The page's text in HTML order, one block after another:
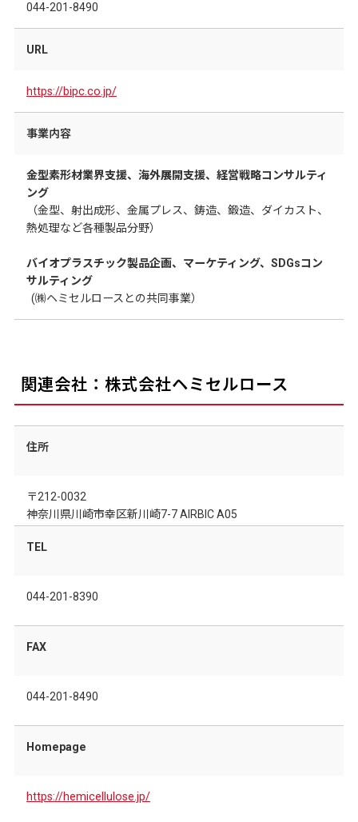
044-201-8490
URL
https://bipc.co.jp/
事業内容
金型素形材業界支援、海外展開支援、経営戦略コンサルティ
ング
（金型、射出成形、金属プレス、鋳造、鍛造、ダイカスト、
熱処理など各種製品分野）
バイオプラスチック製品企画、マーケティング、SDGsコン
サルティング
(㈱ヘミセルロースとの共同事業）
関連会社：株式会社ヘミセルロース
住所
〒212-0032
神奈川県川崎市幸区新川崎7-7 AIRBIC A05
TEL
044-201-8390
FAX
044-201-8490
Homepage
https://hemicellulose.jp/